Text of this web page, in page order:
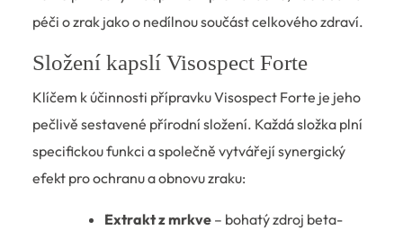
péči o zrak jako o nedílnou součást celkového zdraví.
Složení kapslí Visospect Forte
Klíčem k účinnosti přípravku Visospect Forte je jeho
pečlivě sestavené přírodní složení. Každá složka plní
specifickou funkci a společně vytvářejí synergický
efekt pro ochranu a obnovu zraku:
Extrakt z mrkve – bohatý zdroj beta-